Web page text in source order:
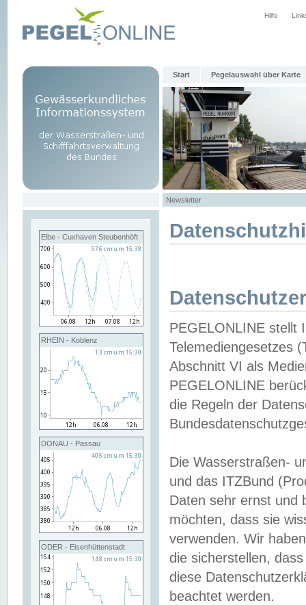
Hilfe
Start Pegelauswahl über Karte
Newsletter
Elbe - Cuxhaven Steubenhöft
RHEIN - Koblenz
DONAU - Passau
ODER - Eisenhüttenstadt
PEGELONLINE stellt
Telemediengesetzes
Abschnitt VI als
PEGELONLINE
die Regeln der
Die Wasserstraßen-
und das ITZBund
Daten sehr ernst und
möchten, dass sie
verwenden. Wir
die sicherstellen,
diese
beachtet werden.